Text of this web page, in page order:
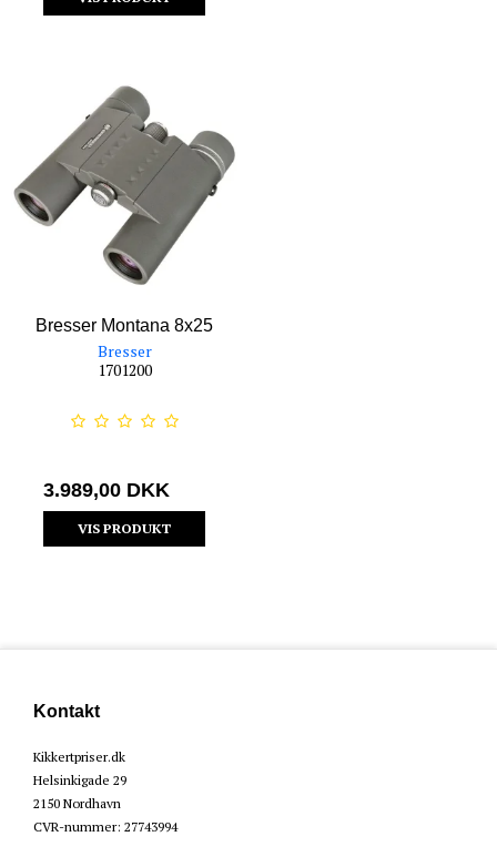
Bresser Montana 8x25
Bresser
1701200
3.989,00 DKK
VIS PRODUKT
Kontakt
Kikkertpriser.dk
Helsinkigade 29
2150 Nordhavn
CVR-nummer: 27743994